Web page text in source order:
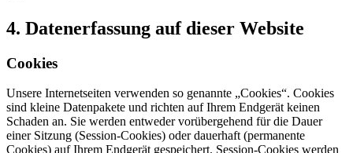
4. Datenerfassung auf dieser Website
Cookies
Unsere Internetseiten verwenden so genannte „Cookies“. Cookies
sind kleine Datenpakete und richten auf Ihrem Endgerät keinen
Schaden an. Sie werden entweder vorübergehend für die Dauer
einer Sitzung (Session-Cookies) oder dauerhaft (permanente
Cookies) auf Ihrem Endgerät gespeichert. Session-Cookies werden